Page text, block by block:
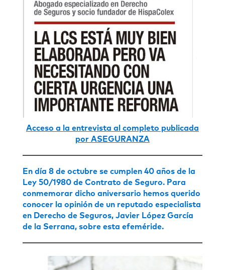
Acceso a la entrevista al completo publicada
por ASEGURANZA
En día 8 de octubre se cumplen 40 años de la
Ley 50/1980 de Contrato de Seguro. Para
conmemorar dicho aniversario hemos querido
conocer la opinión de un reputado especialista
en Derecho de Seguros, Javier López García
de la Serrana, sobre esta efeméride.